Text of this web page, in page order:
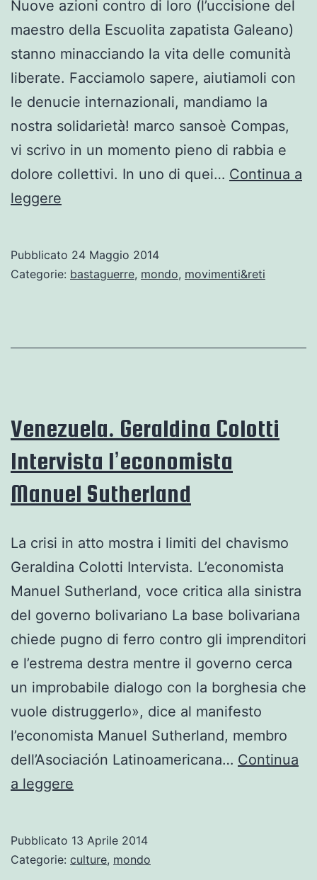
Nuove azioni contro di loro (l’uccisione del
maestro della Escuolita zapatista Galeano)
stanno minacciando la vita delle comunità
liberate. Facciamolo sapere, aiutiamoli con
le denucie internazionali, mandiamo la
nostra solidarietà! marco sansoè Compas,
vi scrivo in un momento pieno di rabbia e
dolore collettivi. In uno di quei… Continua a
leggere
pieno
Pubblicato 24 Maggio 2014
Categorie: bastaguerre, mondo, movimenti&reti
Venezuela. Geraldina Colotti
Intervista l’economista
Manuel Sutherland
La crisi in atto mostra i limiti del chavismo
Geraldina Colotti Intervista. L’economista
Manuel Sutherland, voce critica alla sinistra
del governo bolivariano La base boli­va­riana
chiede pugno di ferro con­tro gli impren­di­tori
e l’estrema destra men­tre il governo cerca
un impro­ba­bile dia­logo con la bor­ghe­sia che
vuole distrug­gerlo», dice al mani­fe­sto
l’economista Manuel Suther­land, mem­bro
dell’Asociación Lati­noa­me­ri­cana… Continua
a leggere
Intervista
Pubblicato 13 Aprile 2014
Categorie: culture, mondo